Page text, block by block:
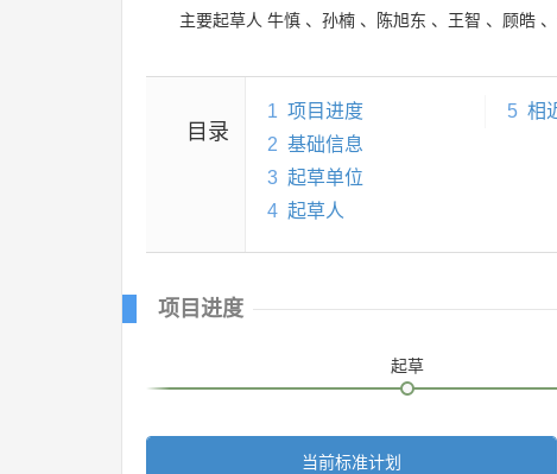
主要起草人 牛慎 、 孙楠 、 陈旭东 、 王智 、 顾皓 、
目录
1 项目进度
2 基础信息
3 起草单位
4 起草人
5 相
项目进度
起草
当前标准计划